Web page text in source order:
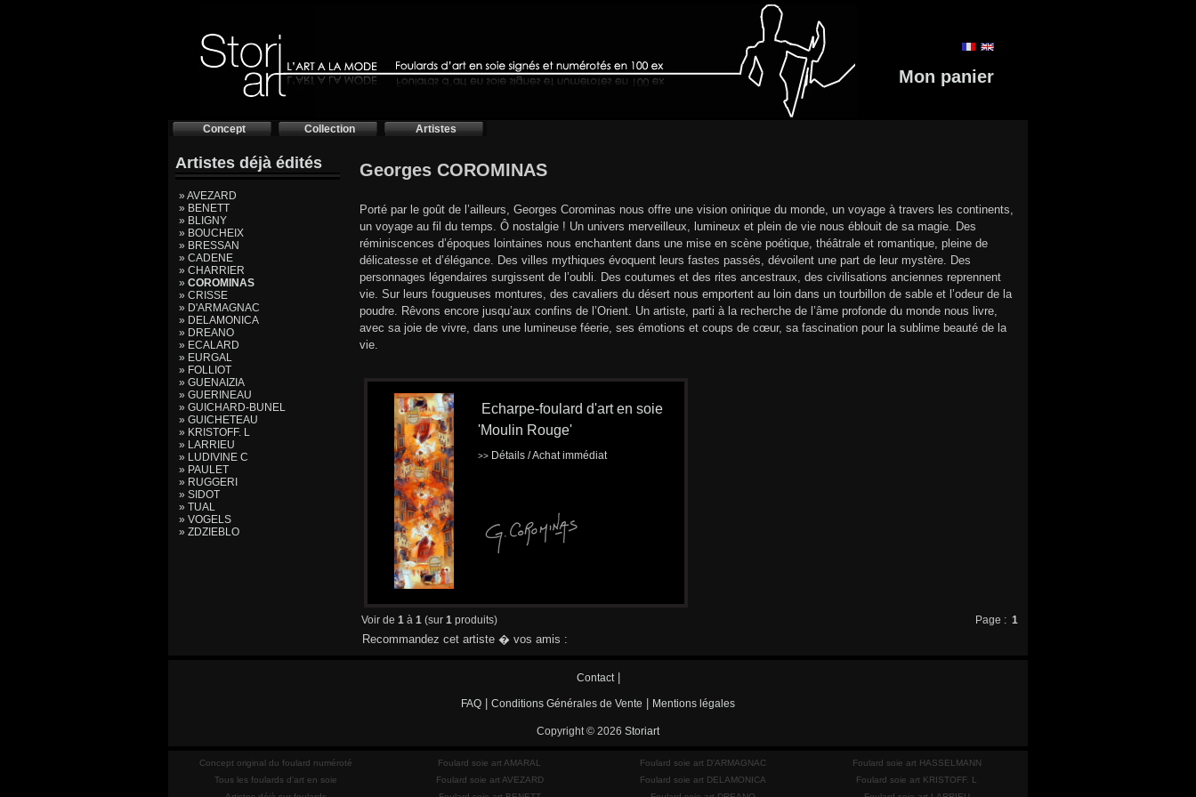
Mon panier
Concept Collection Artistes
Artistes déjà édités
» AVEZARD
» BENETT
» BLIGNY
» BOUCHEIX
» BRESSAN
» CADENE
» CHARRIER
» COROMINAS
» CRISSE
» D'ARMAGNAC
» DELAMONICA
» DREANO
» ECALARD
» EURGAL
» FOLLIOT
» GUENAIZIA
» GUERINEAU
» GUICHARD-BUNEL
» GUICHETEAU
» KRISTOFF. L
» LARRIEU
» LUDIVINE C
» PAULET
» RUGGERI
» SIDOT
» TUAL
» VOGELS
» ZDZIEBLO
Georges COROMINAS
Porté par le goût de l’ailleurs, Georges Corominas nous offre une vision onirique du monde, un voyage à travers les continents,
un voyage au fil du temps. Ô nostalgie ! Un univers merveilleux, lumineux et plein de vie nous éblouit de sa magie. Des
réminiscences d’époques lointaines nous enchantent dans une mise en scène poétique, théâtrale et romantique, pleine de
délicatesse et d’élégance. Des villes mythiques évoquent leurs fastes passés, dévoilent une part de leur mystère. Des
personnages légendaires surgissent de l’oubli. Des coutumes et des rites ancestraux, des civilisations anciennes reprennent
vie. Sur leurs fougueuses montures, des cavaliers du désert nous emportent au loin dans un tourbillon de sable et l’odeur de la
poudre. Rêvons encore jusqu’aux confins de l’Orient. Un artiste, parti à la recherche de l’âme profonde du monde nous livre,
avec sa joie de vivre, dans une lumineuse féerie, ses émotions et coups de cœur, sa fascination pour la sublime beauté de la
vie.
Echarpe-foulard d'art en soie
'Moulin Rouge'
>> Détails / Achat immédiat
Voir de 1 à 1 (sur 1 produits) Page : 1
Recommandez cet artiste � vos amis :
Contact|
FAQ Conditions Générales de Vente Mentions légales
Copyright © 2026 Storiart
Concept original du foulard numéroté
Tous les foulards d'art en soie
Foulard soie art AMARAL
Foulard soie art AVEZARD
Foulard soie art D'ARMAGNAC
Foulard soie art DELAMONICA
Foulard soie art HASSELMANN
Foulard soie art KRISTOFF. L